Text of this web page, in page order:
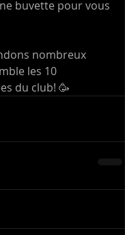
buvette pour vous
nombreux
les 10
du club! 🥳